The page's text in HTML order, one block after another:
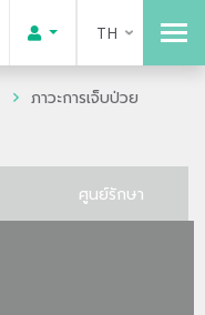
TH
ภาวะการเจ็บป่วย
ศูนย์รักษา